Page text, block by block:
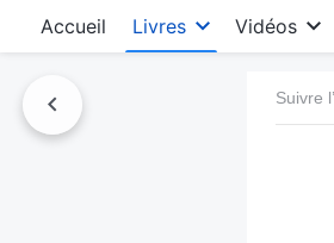
Accueil Livres Vidéos
Suivre